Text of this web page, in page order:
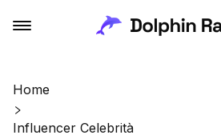
Home
Influencer Celebrità